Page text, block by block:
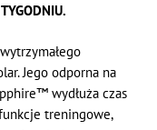
Jego odporna na
wydłuża czas
treningowe,